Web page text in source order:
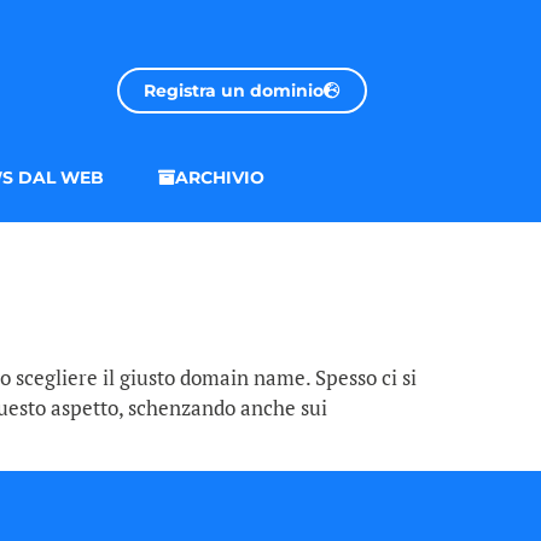
Registra un dominio
DAL WEB ARCHIVIO
il giusto domain name. Spesso ci si
aspetto, schenzando anche sui